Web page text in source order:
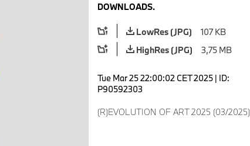
DOWNLOADS.
LowRes (JPG)
107 KB
HighRes (JPG)
3,75 MB
Tue Mar 25 22:00:02 CET 2025 | ID:
P90592303
(R)EVOLUTION OF ART 2025 (03/2025)